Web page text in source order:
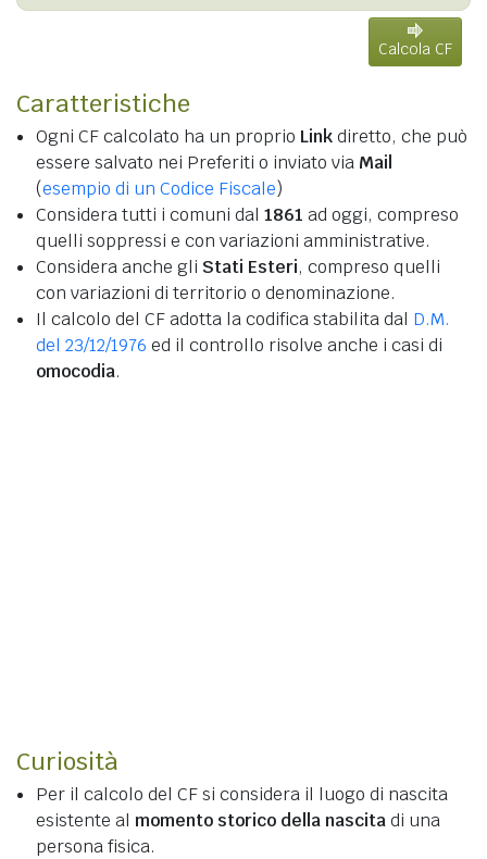
Calcola CF
Caratteristiche
Ogni CF calcolato ha un proprio Linkdiretto, che può
essere salvato nei Preferiti o inviato via Mail
(esempio di un Codice Fiscale)
Considera tutti i comuni dal 1861 ad oggi, compreso
quelli soppressi e con variazioni amministrative.
Considera anche gli Stati Esteri, compreso quelli
con variazioni di territorio o denominazione.
Il calcolo del CF adotta la codifica stabilita dal D.M.
del 23/12/1976 ed il controllo risolve anche i casi di
omocodia.
Curiosità
Per il calcolo del CF si considera il luogo di nascita
esistente al momento storico della nascitadi una
persona fisica.